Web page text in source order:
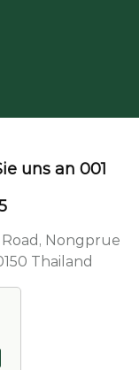
uns an 001
Road, Nongprue
Thailand